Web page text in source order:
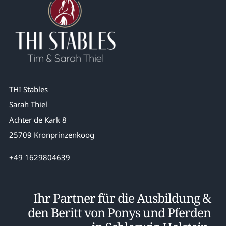
THI Stables
Sarah Thiel
Achter de Kark 8
25709 Kronprinzenkoog
+49 1629804639
Ihr Partner für die Ausbildung &
den Beritt von Ponys und Pferden